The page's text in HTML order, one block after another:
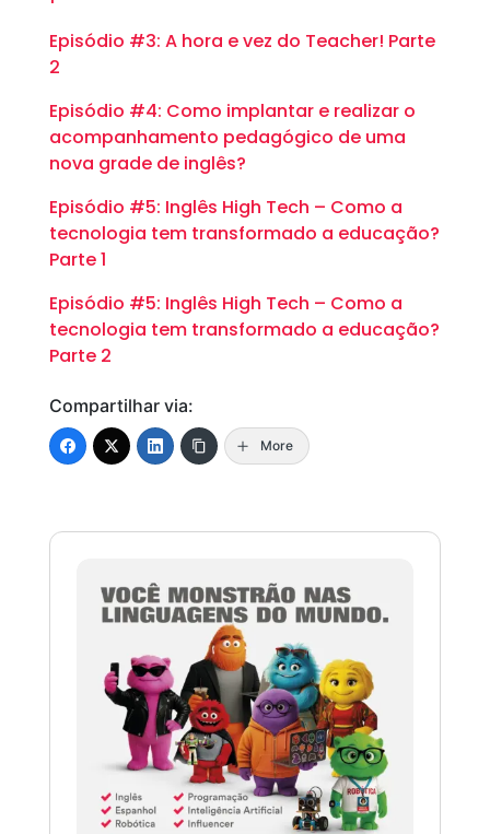
Episódio #3: A hora e vez do Teacher! Parte
2
Episódio #4: Como implantar e realizar o
acompanhamento pedagógico de uma
nova grade de inglês?
Episódio #5: Inglês High Tech – Como a
tecnologia tem transformado a educação?
Parte 1
Episódio #5: Inglês High Tech – Como a
tecnologia tem transformado a educação?
Parte 2
Compartilhar via:
More